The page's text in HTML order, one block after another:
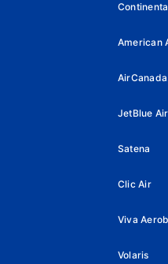
American
JetBlue
Satena
Clic Air
Viva
Volaris